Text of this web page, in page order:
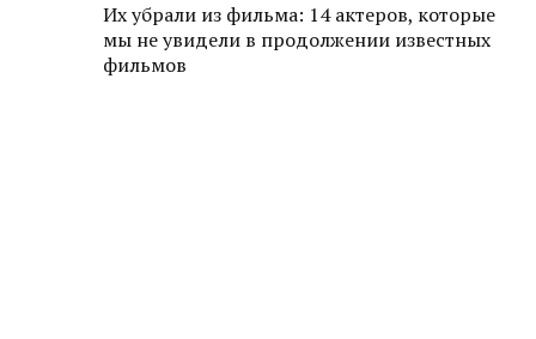
Их убрали из фильма: 14 актеров, которые
мы не увидели в продолжении известных
фильмов